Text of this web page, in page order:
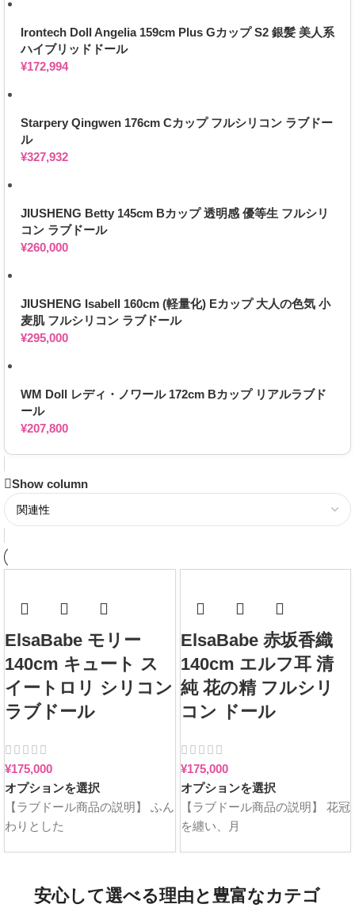
Irontech Doll Angelia 159cm Plus Gカップ S2 銀髪 美人系
ハイブリッドドール
¥172,994
Starpery Qingwen 176cm Cカップ フルシリコン ラブドー
ル
¥327,932
JIUSHENG Betty 145cm Bカップ 透明感 優等生 フルシリ
コン ラブドール
¥260,000
JIUSHENG Isabell 160cm (軽量化) Eカップ 大人の色気 小
麦肌 フルシリコン ラブドール
¥295,000
WM Doll レディ・ノワール 172cm Bカップ リアルラブド
ール
¥207,800
Show column
ElsaBabe モリー
140cm キュート ス
イートロリ シリコン
ラブドール
¥175,000
オプションを選択
【ラブドール商品の説明】 ふん
わりとした
ElsaBabe 赤坂香織
140cm エルフ耳 清
純 花の精 フルシリ
コン ドール
¥175,000
オプションを選択
【ラブドール商品の説明】 花冠
を纏い、月
安心して選べる理由と豊富なカテゴ